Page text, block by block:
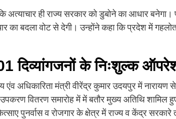
अत्याचार ही राज्य सरकार को डुबोने का आधार
का बदला वोट से देगी। उन्होंने कहा कि प्रदेश में
दिव्यांगजनों के निःशुल्क
एंव अधिकारिता मंत्री वीरेंद्र कुमार उदयपुर में
वितरण समारोह में में बतौर मुख्य अतिथि शामिल
पुनर्वास व रोजगार के क्षेत्र में राज्य व केंद्र